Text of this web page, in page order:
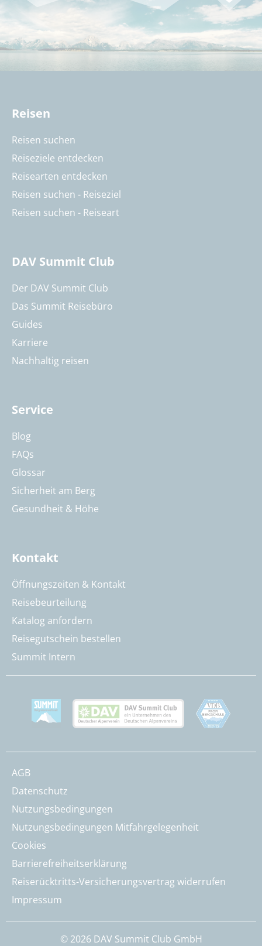
Reisen
Reisen suchen
Reiseziele entdecken
Reisearten entdecken
Reisen suchen - Reiseziel
Reisen suchen - Reiseart
DAV Summit Club
Der DAV Summit Club
Das Summit Reisebüro
Guides
Karriere
Nachhaltig reisen
Service
Blog
FAQs
Glossar
Sicherheit am Berg
Gesundheit & Höhe
Kontakt
Öffnungszeiten & Kontakt
Reisebeurteilung
Katalog anfordern
Reisegutschein bestellen
Summit Intern
AGB
Datenschutz
Nutzungsbedingungen
Nutzungsbedingungen Mitfahrgelegenheit
Cookies
Barrierefreiheitserklärung
Reiserücktritts-Versicherungsvertrag widerrufen
Impressum
© 2026 DAV Summit Club GmbH